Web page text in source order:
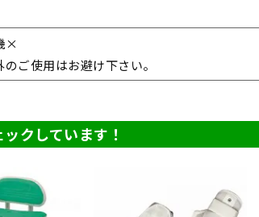
×
ご使用はお避け下さい。
クしています！